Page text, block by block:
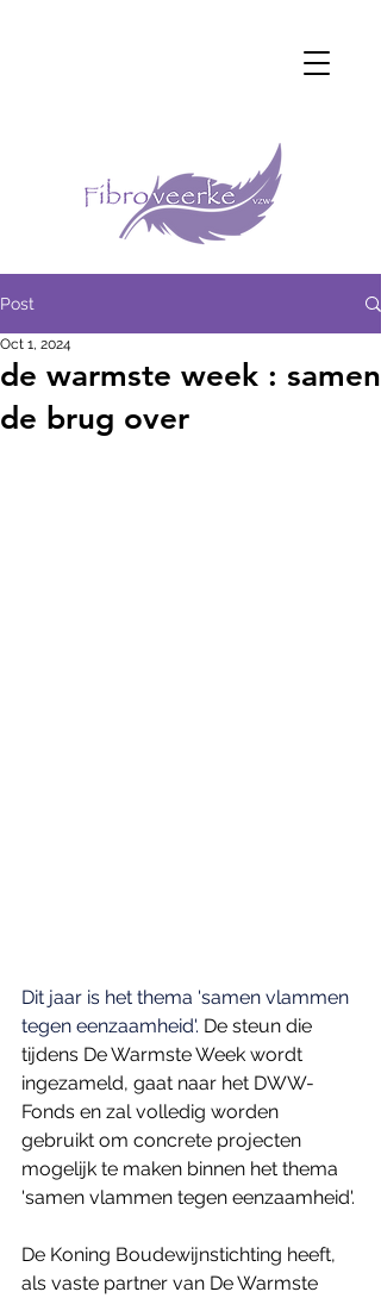
Post
de warmste week : samen
de brug over
Oct 1, 2024
Dit jaar is het thema 'samen vlammen
tegen eenzaamheid'. De steun die
tijdens De Warmste Week wordt
ingezameld, gaat naar het DWW-
Fonds en zal volledig worden
gebruikt om concrete projecten
mogelijk te maken binnen het thema
'samen vlammen tegen eenzaamheid'.
De Koning Boudewijnstichting heeft,
als vaste partner van De Warmste